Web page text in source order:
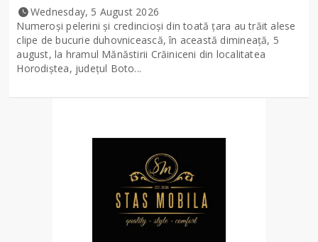
Wednesday, 5 August 2026
Numeroși pelerini și credincioși din toată țara au trăit alese
clipe de bucurie duhovnicească, în această dimineață, 5
august, la hramul Mănăstirii Crăiniceni din localitatea
Horodiștea, județul Boto...